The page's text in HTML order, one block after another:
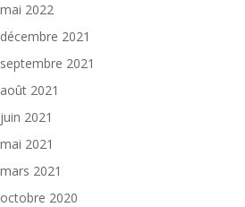
mai 2022
décembre 2021
septembre 2021
août 2021
juin 2021
mai 2021
mars 2021
octobre 2020